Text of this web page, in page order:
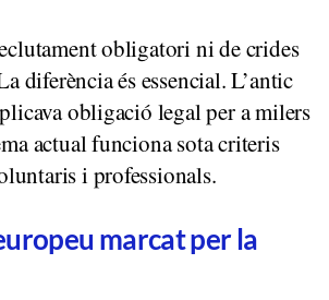
obligatori ni de crides
diferència és essencial. L’antic
obligació legal per a milers
actual funciona sota criteris
i professionals.
marcat per la